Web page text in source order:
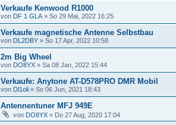
Verkaufe Kenwood R1000
von DF 1 GLA » So 29 Mai, 2022 16:25
Verkaufe magnetische Antenne Selbstbau
von DL2DBY » So 17 Apr, 2022 10:58
2m Big Wheel
von DO8YX » Sa 08 Jan, 2022 15:44
Verkaufe: Anytone AT-D578PRO DMR Mobil
von Dl1oli » So 06 Jun, 2021 18:43
Antennentuner MFJ 949E
von DO8YX » Do 27 Aug, 2020 17:04